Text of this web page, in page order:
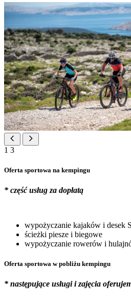
1 3
Oferta sportowa na kempingu
* część usług za dopłatą
wypożyczanie kajaków i desek
ścieżki piesze i biegowe
wypożyczanie rowerów i
Oferta sportowa w pobliżu kempingu
* następujące usługi i zajęcia